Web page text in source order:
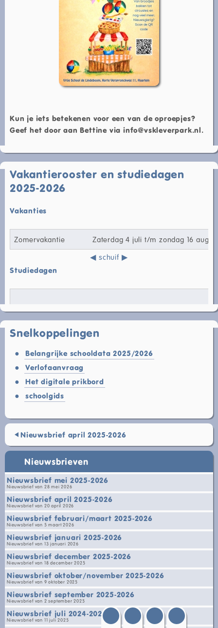
Kun je iets betekenen voor een van de oproepjes?
Geef het door aan Bettine via info@vskleverpark.nl.
Vakantierooster en studiedagen
2025-2026
Vakanties
Zomervakantie Zaterdag 4 juli t/m zondag 16
Studiedagen
Snelkoppelingen
Belangrijke schooldata 2025/2026
Verlofaanvraag
Het digitale prikbord
schoolgids
Nieuwsbrief april 2025-2026
Nieuwsbrieven
Nieuwsbrief mei 2025-2026
Nieuwsbrief van 28 mei 2026
Nieuwsbrief april 2025-2026
Nieuwsbrief van 20 april 2026
Nieuwsbrief februari/maart 2025-2026
Nieuwsbrief van 5 maart 2026
Nieuwsbrief januari 2025-2026
Nieuwsbrief van 13 januari 2026
Nieuwsbrief december 2025-2026
Nieuwsbrief van 18 december 2025
Nieuwsbrief oktober/november 2025-2026
Nieuwsbrief van 9 oktober 2025
Nieuwsbrief september 2025-2026
Nieuwsbrief van 2 september 2025
Nieuwsbrief juli 2024-2025
Nieuwsbrief van 11 juli 2025